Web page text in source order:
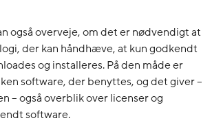
også overveje, om det er nødvendigt at
der kan håndhæve, at kun godkendt
og installeres. På den måde er
software, der benyttes, og det giver –
– også overblik over licenser og
software.